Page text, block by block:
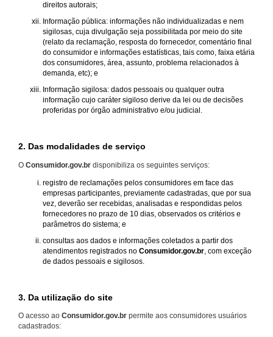
direitos autorais;
Informação pública: informações não individualizadas e nem
sigilosas, cuja divulgação seja possibilitada por meio do site
(relato da reclamação, resposta do fornecedor, comentário final
do consumidor e informações estatísticas, tais como, faixa etária
dos consumidores, área, assunto, problema relacionados à
demanda, etc); e
Informação sigilosa: dados pessoais ou qualquer outra
informação cujo caráter sigiloso derive da lei ou de decisões
proferidas por órgão administrativo e/ou judicial.
2. Das modalidades de serviço
O Consumidor.gov.br disponibiliza os seguintes serviços:
registro de reclamações pelos consumidores em face das
empresas participantes, previamente cadastradas, que por sua
vez, deverão ser recebidas, analisadas e respondidas pelos
fornecedores no prazo de 10 dias, observados os critérios e
parâmetros do sistema; e
consultas aos dados e informações coletados a partir dos
atendimentos registrados no Consumidor.gov.br , com exceção
de dados pessoais e sigilosos.
3. Da utilização do site
O acesso ao Consumidor.gov.br permite aos consumidores usuários
cadastrados: